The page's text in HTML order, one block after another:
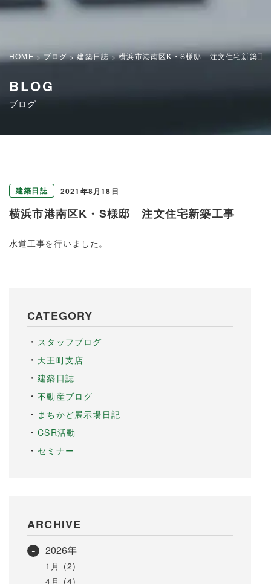
HOME ブログ 建築日誌 横浜市港南区K・S様邸 注文住宅新築工
BLOG
ブログ
建築日誌 2021年8月18日
横浜市港南区K・S様邸 注文住宅新築工事
水道工事を行いました。
CATEGORY
スタッフブログ
天王町支店
建築日誌
不動産ブログ
まちかど展示場日記
CSR活動
セミナー
ARCHIVE
2026年
1月 (2)
4月 (4)